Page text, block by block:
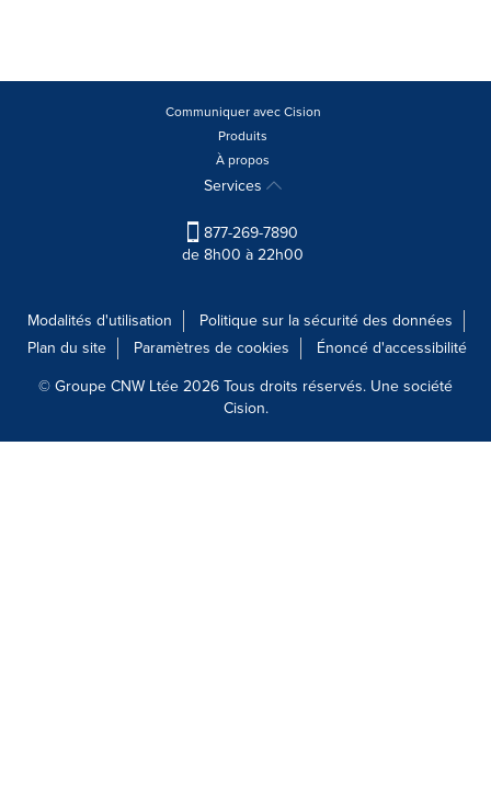
Communiquer avec Cision
Produits
À propos
Services
877-269-7890
de 8h00 à 22h00
Modalités d'utilisation
Politique sur la sécurité des données
Plan du site
Paramètres de cookies
Énoncé d'accessibilité
© Groupe CNW Ltée 2026 Tous droits réservés. Une société
Cision.